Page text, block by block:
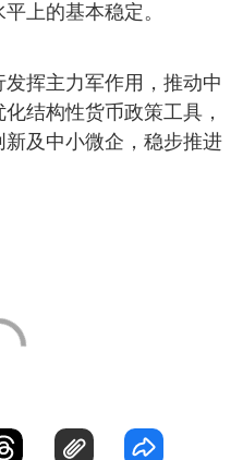
上的基本稳定。
挥主力军作用，推动中
结构性货币政策工具，
及中小微企，稳步推进